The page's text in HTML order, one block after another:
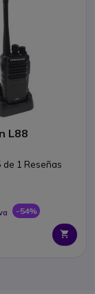
L88
de 1 Reseñas
-54%